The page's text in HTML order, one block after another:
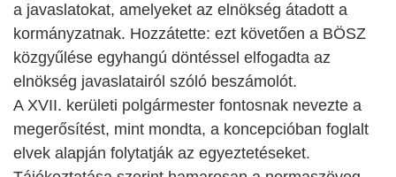
a javaslatokat, amelyeket az elnökség átadott a
kormányzatnak. Hozzátette: ezt követően a BÖSZ
közgyűlése egyhangú döntéssel elfogadta az
elnökség javaslatairól szóló beszámolót.
A XVII. kerületi polgármester fontosnak nevezte a
megerősítést, mint mondta, a koncepcióban foglalt
elvek alapján folytatják az egyeztetéseket.